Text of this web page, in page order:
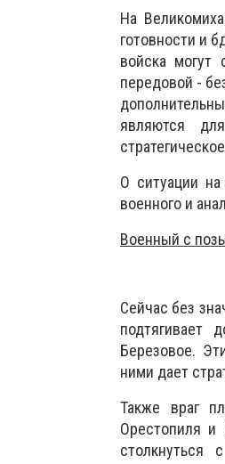
На
готовности и
войска могут
передовой -
являются
О ситуации
военного и
Военный с
Сейчас без
подтягивает
Березовое.
ними дает
Также враг
Орестопиля и
столкнуться